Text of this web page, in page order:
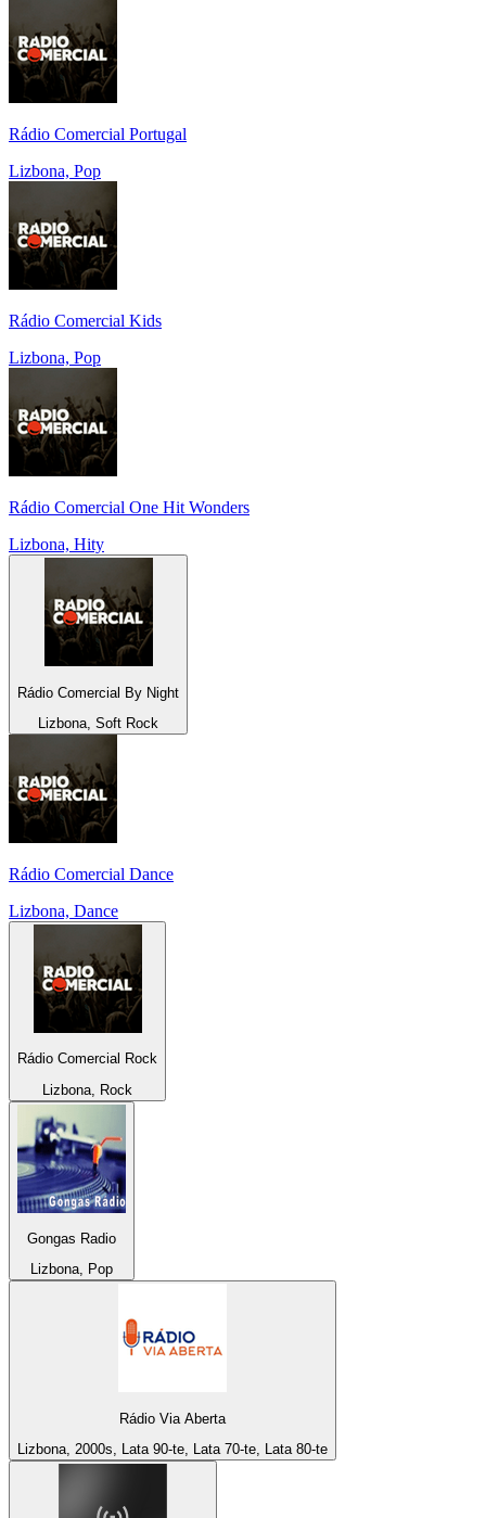
Rádio Comercial Portugal
Lizbona, Pop
Rádio Comercial Kids
Lizbona, Pop
Rádio Comercial One Hit Wonders
Lizbona, Hity
Rádio Comercial By Night
Lizbona, Soft Rock
Rádio Comercial Dance
Lizbona, Dance
Rádio Comercial Rock
Lizbona, Rock
Gongas Radio
Lizbona, Pop
Rádio Via Aberta
Lizbona, 2000s, Lata 90-te, Lata 70-te, Lata 80-te